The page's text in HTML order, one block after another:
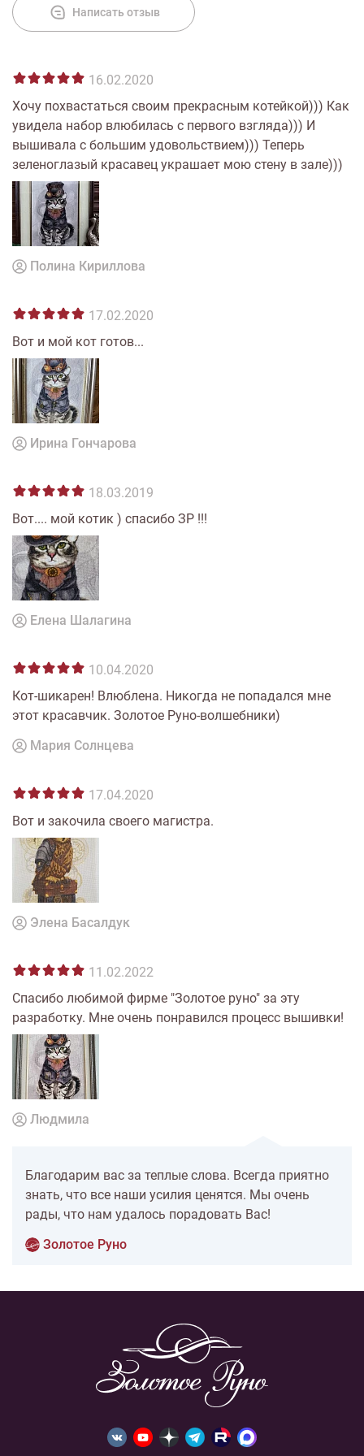
Написать отзыв
16.02.2020
Хочу похвастаться своим прекрасным котейкой))) Как
увидела набор влюбилась с первого взгляда))) И
вышивала с большим удовольствием))) Теперь
зеленоглазый красавец украшает мою стену в зале)))
Полина Кириллова
17.02.2020
Вот и мой кот готов...
Ирина Гончарова
18.03.2019
Вот.... мой котик ) спасибо ЗР !!!
Елена Шалагина
10.04.2020
Кот-шикарен! Влюблена. Никогда не попадался мне
этот красавчик. Золотое Руно-волшебники)
Мария Солнцева
17.04.2020
Вот и закочила своего магистра.
Элена Басалдук
11.02.2022
Спасибо любимой фирме "Золотое руно" за эту
разработку. Мне очень понравился процесс вышивки!
Людмила
Благодарим вас за теплые слова. Всегда приятно
знать, что все наши усилия ценятся. Мы очень
рады, что нам удалось порадовать Вас!
Золотое Руно